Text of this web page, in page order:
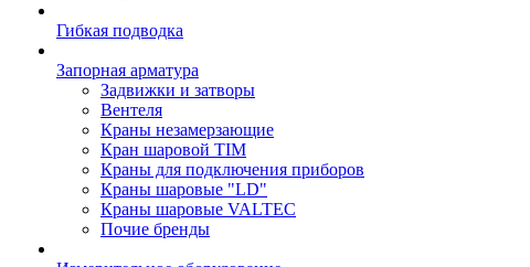
Гибкая подводка
Запорная арматура
Задвижки и затворы
Вентеля
Краны незамерзающие
Кран шаровой TIM
Краны для подключения приборов
Краны шаровые "LD"
Краны шаровые VALTEC
Почие бренды